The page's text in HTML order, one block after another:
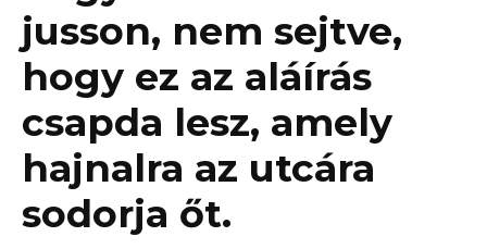
jusson, nem sejtve,
hogy ez az aláírás
csapda lesz, amely
hajnalra az utcára
sodorja őt.